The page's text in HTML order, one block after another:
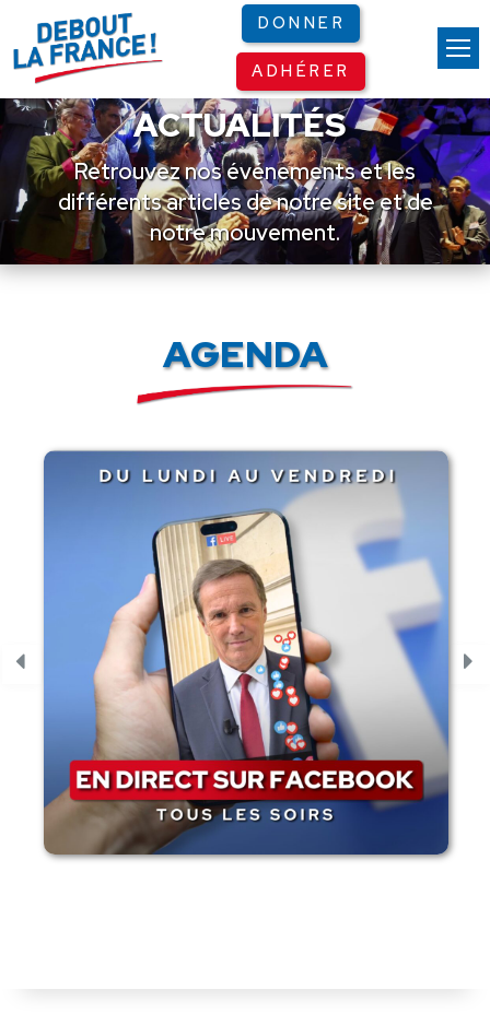
DONNER
ADHÉRER
ACTUALITÉS
Retrouvez nos événements et les
différents articles de notre site et de
notre mouvement.
AGENDA
Panneau de gestion des cookies